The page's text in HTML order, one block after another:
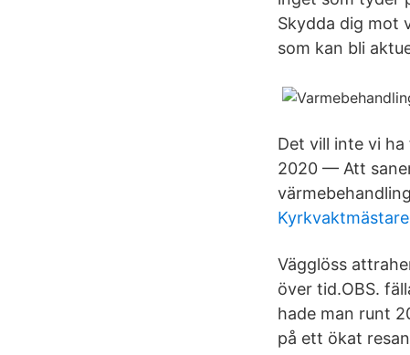
Skydda dig mot
som kan bli
Det vill inte vi
2020 — Att
Vägglöss
över tid.OBS.
hade man runt
på ett ökat